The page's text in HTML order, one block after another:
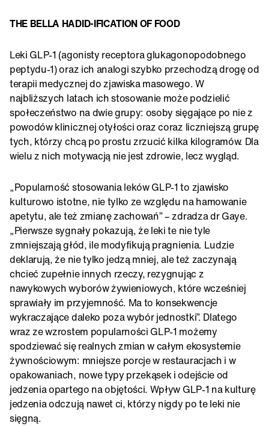
THE BELLA HADID-IFICATION OF FOOD
Leki GLP-1 (agonisty receptora glukagonopodobnego
peptydu-1) oraz ich analogi szybko przechodzą drogę od
terapii medycznej do zjawiska masowego. W
najbliższych latach ich stosowanie może podzielić
społeczeństwo na dwie grupy: osoby sięgające po nie z
powodów klinicznej otyłości oraz coraz liczniejszą grupę
tych, którzy chcą po prostu zrzucić kilka kilogramów. Dla
wielu z nich motywacją nie jest zdrowie, lecz wygląd.
„Popularność stosowania leków GLP-1 to zjawisko
kulturowo istotne, nie tylko ze względu na hamowanie
apetytu, ale też zmianę zachowań” – zdradza dr Gaye.
„Pierwsze sygnały pokazują, że leki te nie tyle
zmniejszają głód, ile modyfikują pragnienia. Ludzie
deklarują, że nie tylko jedzą mniej, ale też zaczynają
chcieć zupełnie innych rzeczy, rezygnując z
nawykowych wyborów żywieniowych, które wcześniej
sprawiały im przyjemność. Ma to konsekwencje
wykraczające daleko poza wybór jednostki”. Dlatego
wraz ze wzrostem popularności GLP-1 możemy
spodziewać się realnych zmian w całym ekosystemie
żywnościowym: mniejsze porcje w restauracjach i w
opakowaniach, nowe typy przekąsek i odejście od
jedzenia opartego na objętości. Wpływ GLP-1 na kulturę
jedzenia odczują nawet ci, którzy nigdy po te leki nie
sięgną.